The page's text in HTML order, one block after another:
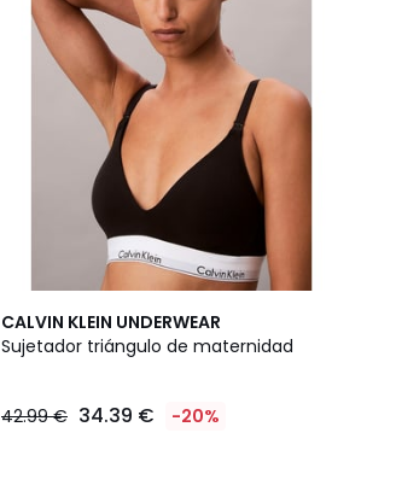
CALVIN KLEIN UNDERWEAR
Sujetador triángulo de maternidad
42.99 € 34.39 € -20%